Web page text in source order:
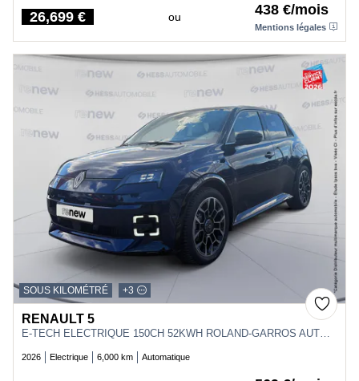
Price
26,699 € ou 438 €/mois
Mentions légales
SOUS KILOMÉTRÉ +3
RENAULT 5
E-TECH ELECTRIQUE 150CH 52KWH ROLAND-GARROS AUTONOMIE CONFORT - 26
2026 Electrique 6,000 km Automatique